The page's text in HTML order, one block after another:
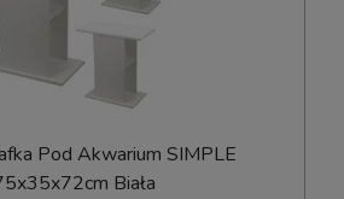
Pod Akwarium SIMPLE
Biała